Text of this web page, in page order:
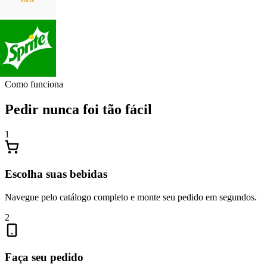
Como funciona
Pedir nunca foi tão fácil
1
Escolha suas bebidas
Navegue pelo catálogo completo e monte seu pedido em segundos.
2
Faça seu pedido